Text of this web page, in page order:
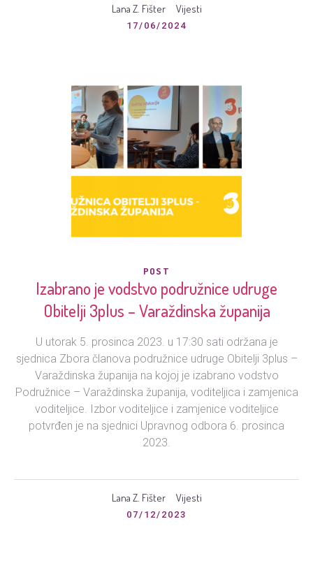
Lana Z. Fišter Vijesti
17/06/2024
POST
Izabrano je vodstvo podružnice udruge
Obitelji 3plus – Varaždinska županija
U utorak 5. prosinca 2023. u 17:30 sati održana je
sjednica Zbora članova podružnice udruge Obitelji 3plus –
Varaždinska županija na kojoj je izabrano vodstvo
Podružnice – Varaždinska županija, voditeljica i zamjenica
voditeljice. Izbor voditeljice i zamjenice voditeljice
potvrđen je na sjednici Upravnog odbora 6. prosinca
2023.
Lana Z. Fišter Vijesti
07/12/2023